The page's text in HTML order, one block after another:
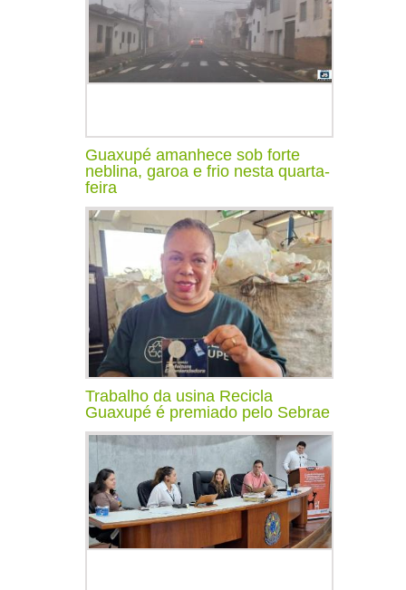
Guaxupé amanhece sob forte
neblina, garoa e frio nesta quarta-
feira
Trabalho da usina Recicla
Guaxupé é premiado pelo Sebrae